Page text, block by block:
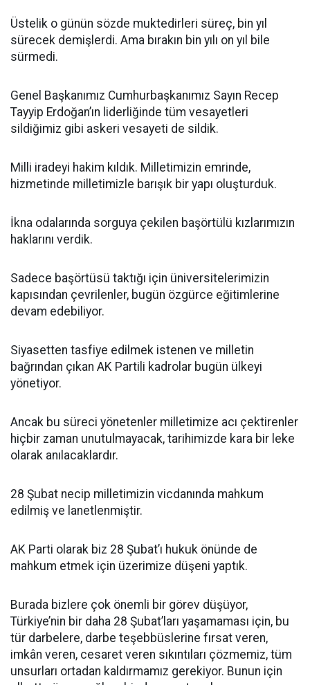
Üstelik o günün sözde muktedirleri süreç, bin yıl
sürecek demişlerdi. Ama bırakın bin yılı on yıl bile
sürmedi.
Genel Başkanımız Cumhurbaşkanımız Sayın Recep
Tayyip Erdoğan’ın liderliğinde tüm vesayetleri
sildiğimiz gibi askeri vesayeti de sildik.
Milli iradeyi hakim kıldık. Milletimizin emrinde,
hizmetinde milletimizle barışık bir yapı oluşturduk.
İkna odalarında sorguya çekilen başörtülü kızlarımızın
haklarını verdik.
Sadece başörtüsü taktığı için üniversitelerimizin
kapısından çevrilenler, bugün özgürce eğitimlerine
devam edebiliyor.
Siyasetten tasfiye edilmek istenen ve milletin
bağrından çıkan AK Partili kadrolar bugün ülkeyi
yönetiyor.
Ancak bu süreci yönetenler milletimize acı çektirenler
hiçbir zaman unutulmayacak, tarihimizde kara bir leke
olarak anılacaklardır.
28 Şubat necip milletimizin vicdanında mahkum
edilmiş ve lanetlenmiştir.
AK Parti olarak biz 28 Şubat’ı hukuk önünde de
mahkum etmek için üzerimize düşeni yaptık.
Burada bizlere çok önemli bir görev düşüyor,
Türkiye’nin bir daha 28 Şubat’ları yaşamaması için, bu
tür darbelere, darbe teşebbüslerine fırsat veren,
imkân veren, cesaret veren sıkıntıları çözmemiz, tüm
unsurları ortadan kaldırmamız gerekiyor. Bunun için